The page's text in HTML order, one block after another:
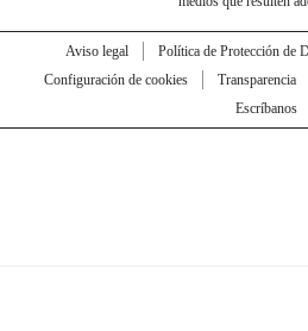
Aviso legal Política de Protección de
Configuración de cookies
Transparencia
Escríbanos